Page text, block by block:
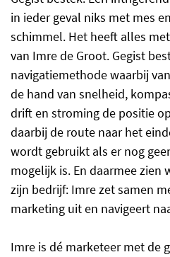
in ieder geval niks met mes
schimmel. Het heeft alles
van Imre de Groot. Gegist
navigatiemethode waarbij
de hand van snelheid,
drift en stroming de positie
daarbij de route naar het
wordt gebruikt als er nog
mogelijk is. En daarmee zien
zijn bedrijf: Imre zet samen
marketing uit en navigeert
Imre is dé marketeer met de